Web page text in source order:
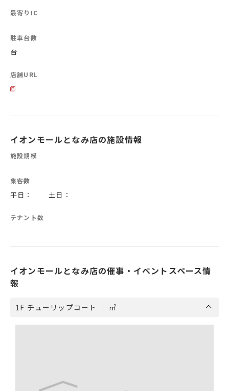
最寄りIC
駐車台数
台
店舗URL
イオンモールとなみ店の施設情報
施設規模
集客数
平日： 土日：
テナント数
イオンモールとなみ店の催事・イベントスペース情
報
1F チューリップコート ｜ ㎡